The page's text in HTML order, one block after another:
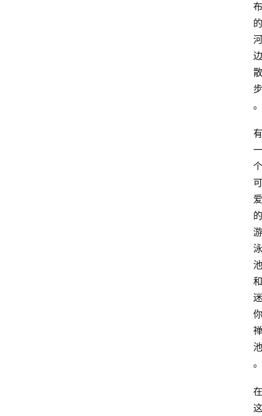
布
的
河
边
散
步
。
有
一
个
可
爱
的
游
泳
池
和
迷
你
禅
池
。
在
这